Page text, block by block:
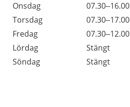
Onsdag
07.30–16.00
Torsdag
07.30–17.00
Fredag
07.30–12.00
Lördag
Stängt
Söndag
Stängt